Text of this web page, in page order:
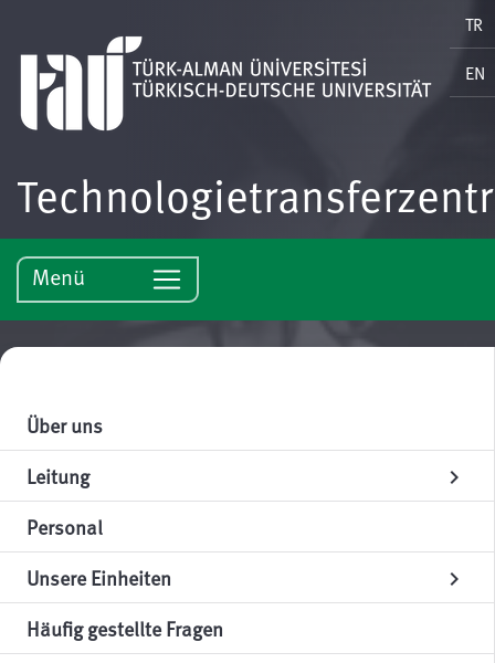
TR
EN
Menü
Über uns
Leitung
chevron_right
Personal
Unsere Einheiten
chevron_right
Häufig gestellte Fragen